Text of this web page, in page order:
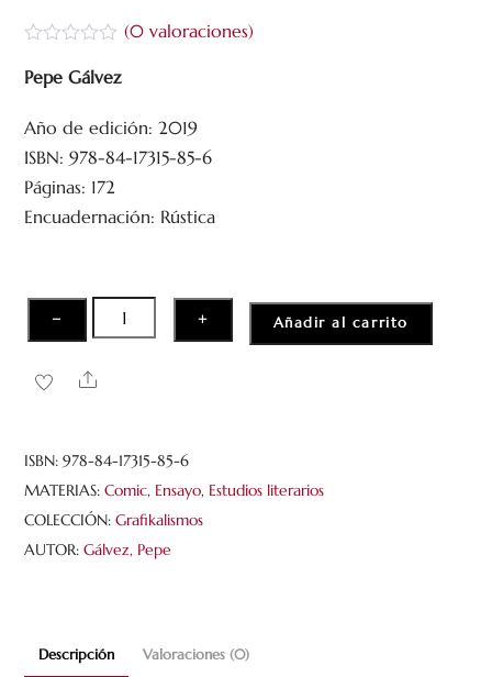
a
r
d
o
c
o
5
(0valoraciones)
Pepe Gálvez
Año de edición: 2019
ISBN: 978-84-17315-85-6
Páginas: 172
Encuadernación: Rústica
−
Vittorio
Giardino.
Variaciones
línea
clara
cantidad
+ Añadir al carrito
Share
ISBN:978-84-17315-85-6
MATERIAS:Comic, Ensayo, Estudios literarios
COLECCIÓN:Grafikalismos
AUTOR:Gálvez, Pepe
Descripción Valoraciones (0)